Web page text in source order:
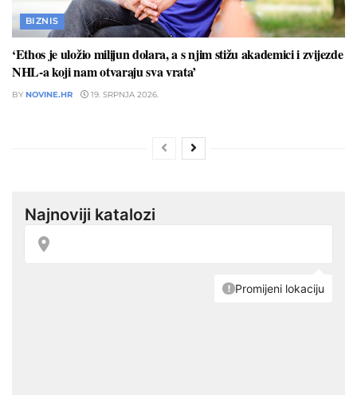
BIZNIS
‘Ethos je uložio milijun dolara, a s njim stižu akademici i zvijezde
NHL-a koji nam otvaraju sva vrata’
BY NOVINE.HR 19. SRPNJA 2026.